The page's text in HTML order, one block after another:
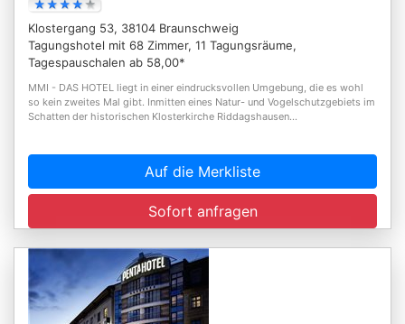
Klostergang 53, 38104 Braunschweig
Tagungshotel mit 68 Zimmer, 11 Tagungsräume,
Tagespauschalen ab 58,00*
MMI - DAS HOTEL liegt in einer eindrucksvollen Umgebung, die es wohl
so kein zweites Mal gibt. Inmitten eines Natur- und Vogelschutzgebiets im
Schatten der historischen Klosterkirche Riddagshausen...
Auf die Merkliste
Sofort anfragen